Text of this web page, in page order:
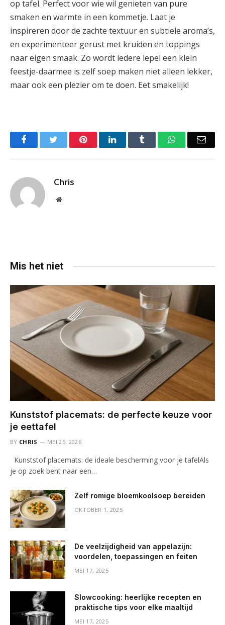
op tafel. Perfect voor wie wil genieten‍ van ⁣pure
smaken en warmte in een​ kommetje.⁤ Laat je
inspireren door de zachte textuur en subtiele ‌aroma’s,
en experimenteer gerust met kruiden en ​toppings‌
naar eigen smaak. Zo wordt iedere lepel ‍een klein
‌feestje-daarmee‌ is zelf soep maken ⁣niet​ alleen lekker,⁣
maar ook een⁢ plezier om te doen. ‍Eet ‌smakelijk!
FacebookTwitter PinterestLinkedIn Tumblr WhatsApp
Chris
Website
Mis het niet
Kunststof placemats: de perfecte keuze voor
je eettafel
BY CHRIS MEI 25, 2026
Kunststof placemats: de ideale bescherming voor je tafelAls
je op zoek bent naar een…
Zelf romige bloemkoolsoep bereiden
OKTOBER 1, 2025
De veelzijdigheid van appelazijn:
voordelen, toepassingen en feiten
MEI 17, 2025
Slowcooking: heerlijke recepten en
praktische tips voor elke maaltijd
MEI 17, 2025